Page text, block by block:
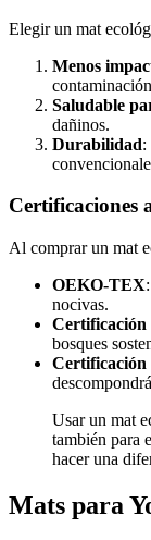
Elegir un mat
Menos
Saludable
dañinos.
Durabilidad:
Certificaciones
Al comprar un mat
OEKO-TEX
nocivas.
Certificación
bosques
Certificación
Usar un mat
también para
hacer una
Mats para